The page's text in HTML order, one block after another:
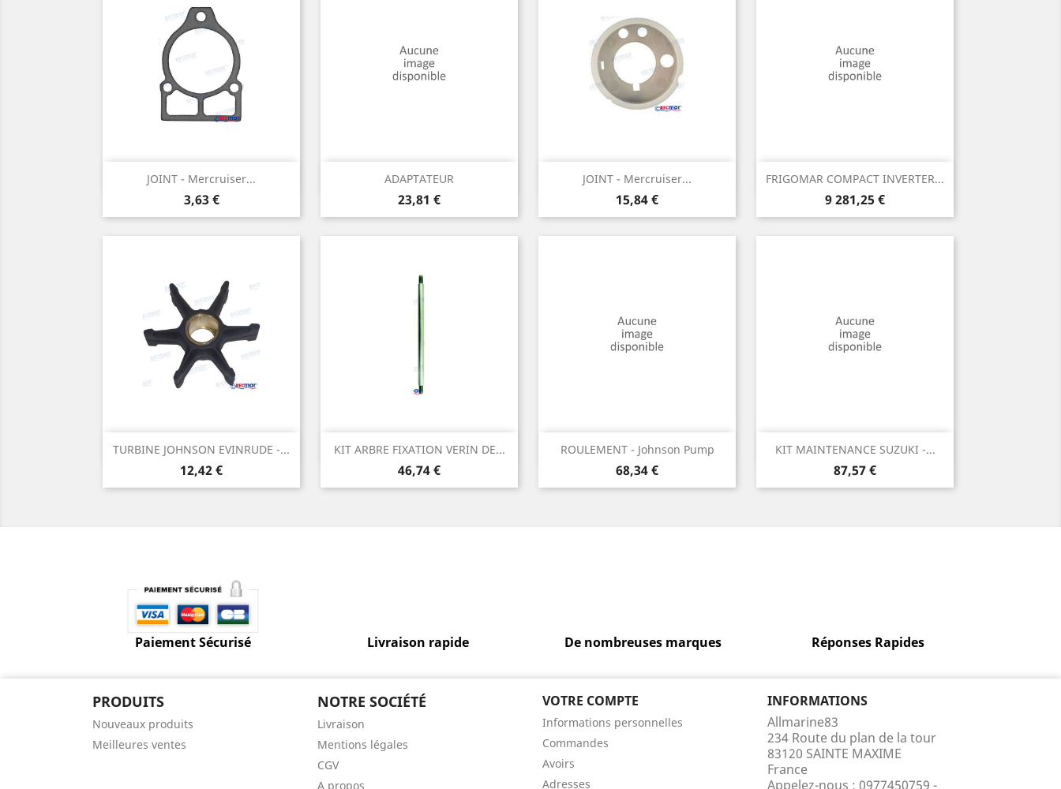
JOINT - Mercruiser...
Prix
3,63 €
Aperçu rapide ADAPTATEUR
Prix
23,81 €
Aperçu rapide JOINT - Mercruiser...
Prix
15,84 €
Aperçu rapide FRIGOMAR COMPACT INVERTER...
Prix
9 281,25 €
Aperçu rapide
TURBINE JOHNSON EVINRUDE -...
Prix
12,42 €
Aperçu rapide KIT ARBRE FIXATION VERIN DE...
Prix
46,74 €
Aperçu rapide ROULEMENT - Johnson Pump
Prix
68,34 €
Aperçu rapide KIT MAINTENANCE SUZUKI -...
Prix
87,57 €
Aperçu rapide
Paiement Sécurisé Livraison rapide De nombreuses marques Réponses Rapides
PRODUITS
Nouveaux produits
Meilleures ventes
NOTRE SOCIÉTÉ
Livraison
Mentions légales
CGV
A propos
VOTRE COMPTE
Informations personnelles
Commandes
Avoirs
Adresses
INFORMATIONS
Allmarine83
234 Route du plan de la tour
83120 SAINTE MAXIME
France
Appelez-nous : 0977450759 -